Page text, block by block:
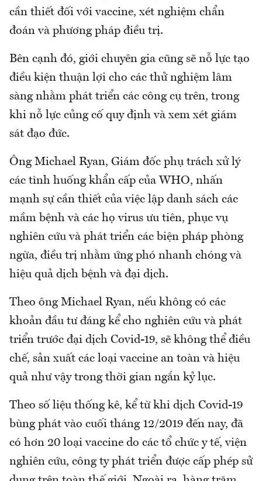
cần thiết đối với vaccine, xét nghiệm chẩn
đoán và phương pháp điều trị.
Bên cạnh đó, giới chuyên gia cũng sẽ nỗ lực tạo
điều kiện thuận lợi cho các thử nghiệm lâm
sàng nhằm phát triển các công cụ trên, trong
khi nỗ lực củng cố quy định và xem xét giám
sát đạo đức.
Ông Michael Ryan, Giám đốc phụ trách xử lý
các tình huống khẩn cấp của WHO, nhấn
mạnh sự cần thiết của việc lập danh sách các
mầm bệnh và các họ virus ưu tiên, phục vụ
nghiên cứu và phát triển các biện pháp phòng
ngừa, điều trị nhằm ứng phó nhanh chóng và
hiệu quả dịch bệnh và đại dịch.
Theo ông Michael Ryan, nếu không có các
khoản đầu tư đáng kể cho nghiên cứu và phát
triển trước đại dịch Covid-19, sẽ không thể điều
chế, sản xuất các loại vaccine an toàn và hiệu
quả như vậy trong thời gian ngắn kỷ lục.
Theo số liệu thống kê, kể từ khi dịch Covid-19
bùng phát vào cuối tháng 12/2019 đến nay, đã
có hơn 20 loại vaccine do các tổ chức y tế, viện
nghiên cứu, công ty phát triển được cấp phép sử